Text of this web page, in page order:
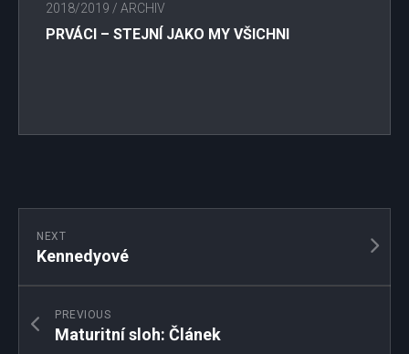
2018/2019 / ARCHIV
PRVÁCI – STEJNÍ JAKO MY VŠICHNI
NEXT
Kennedyové
PREVIOUS
Maturitní sloh: Článek